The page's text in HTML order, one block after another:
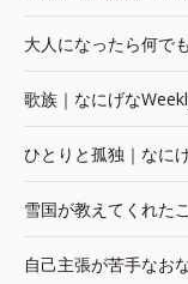
大人になったら何で
歌族｜なにげな
ひとりと孤独｜なに
雪国が教えてくれた
自己主張が苦手なお